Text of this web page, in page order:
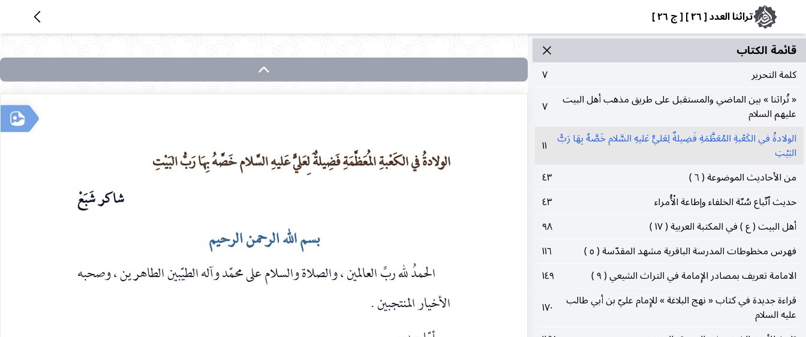
تراثنا العدد [ ٢٦ ] [ ج ٢٦ ]
قائمة الکتاب
كلمة التحرير
٧
« تُراثنا » بين الماضي والمستقبل على طريق مذهب أهل البيت
عليهم السلام
٧
الولادةُ في الكَعْبةِ المُعَظَّمَةِ فَضِيلةٌ لِعَليٍّ عَليهِ السَّلام خَصَّهُ بِهَا رَبُّ
البَيْتِ
١١
من الأحاديث الموضوعة ( ٦ )
٤٣
حديث ٱتّباع سُنّة الخلفاء وإطاعة الْأُمراء
٤٣
أهل البيت ( ع ) في المكتبة العربية ( ١٧ )
٩٨
فهرس مخطوطات المدرسة الباقرية مشهد المقدّسة ( ٥ )
١١٦
الامامة تعريف بمصادر الإِمامة في التراث الشيعي ( ٩ )
١٤٩
قراءة جديدة في كتاب « نهج البلاغة » للإِمام عليّ بن أبي طالب
عليه السلام
١٧٠
البحث
البحث
في
الولادةُ في الكَعْبةِ المُعَظَّمَةِ فَضِيلةٌ لِعَليٍّ عَليهِ السَّلام خَصَّهُ بِهَا رَبُّ البَيْتِ
شاكر شَبَعْ
بسم الله الرحمن الرحيم
الحمدُ لله ربِّ العالمين ، والصلاة والسلام على محمّد وآله الطيّبين الطاهرين ، وصحبه
الأخيار المنتجبين .